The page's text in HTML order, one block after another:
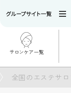
サロンケア一覧
ュー
施術別で探す
お悩み別で探す
全国のエステサ